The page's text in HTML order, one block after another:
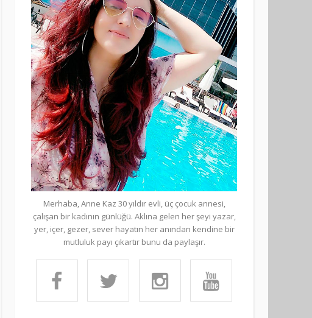
Merhaba, Anne Kaz 30 yıldır evli, üç çocuk annesi,
çalışan bir kadının günlüğü. Aklına gelen her şeyi yazar,
yer, içer, gezer, sever hayatın her anından kendine bir
mutluluk payı çıkartır bunu da paylaşır.